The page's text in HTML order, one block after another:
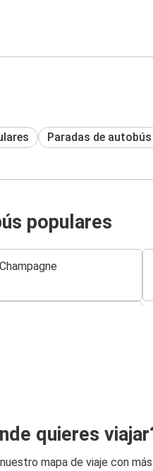
Paradas de autobús
populares
quieres
mapa de viaje con